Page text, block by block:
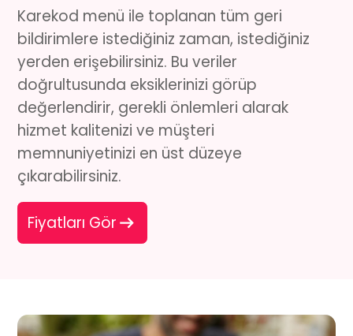
Karekod menü ile toplanan tüm geri
bildirimlere istediğiniz zaman, istediğiniz
yerden erişebilirsiniz. Bu veriler
doğrultusunda eksiklerinizi görüp
değerlendirir, gerekli önlemleri alarak
hizmet kalitenizi ve müşteri
memnuniyetinizi en üst düzeye
çıkarabilirsiniz.
Fiyatları Gör